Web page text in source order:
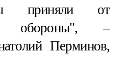
приняли от
обороны", –
Перминов,